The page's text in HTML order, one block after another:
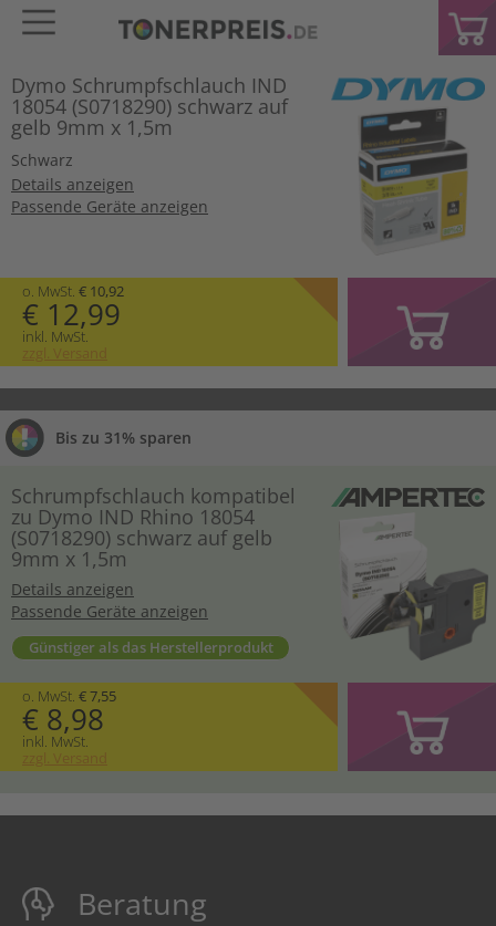
Dymo Schrumpfschlauch IND
18054 (S0718290) schwarz auf
gelb 9mm x 1,5m
Schwarz
Details anzeigen
Passende Geräte anzeigen
o. MwSt. € 10,92
€ 12,99
inkl. MwSt.
zzgl. Versand
Bis zu 31% sparen
Schrumpfschlauch kompatibel
zu Dymo IND Rhino 18054
(S0718290) schwarz auf gelb
9mm x 1,5m
Details anzeigen
Passende Geräte anzeigen
Günstiger als das Herstellerprodukt
o. MwSt. € 7,55
€ 8,98
inkl. MwSt.
zzgl. Versand
Beratung